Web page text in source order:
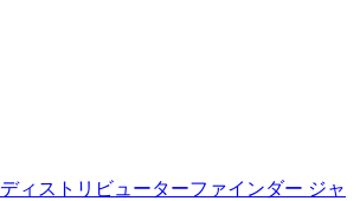
ディストリビューターファインダー ジャ